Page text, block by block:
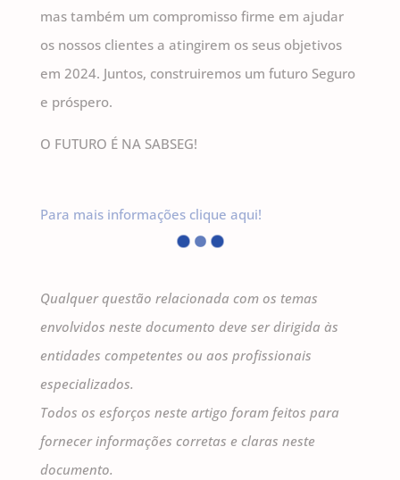
mas também um compromisso firme em ajudar
os nossos clientes a atingirem os seus objetivos
em 2024. Juntos, construiremos um futuro Seguro
e próspero.
O FUTURO É NA SABSEG!
Para mais informações clique aqui!
Qualquer questão relacionada com os temas
envolvidos neste documento deve ser dirigida às
entidades competentes ou aos profissionais
especializados.
Todos os esforços neste artigo foram feitos para
fornecer informações corretas e claras neste
documento.